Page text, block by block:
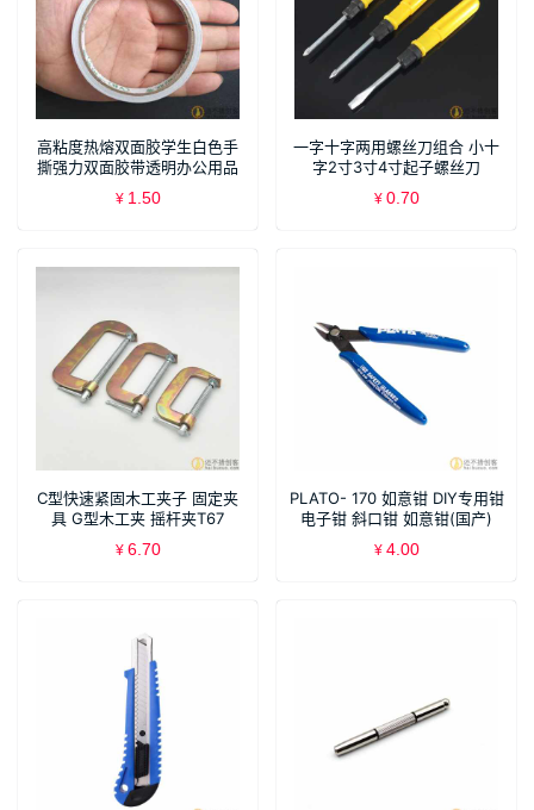
高粘度热熔双面胶学生白色手
撕强力双面胶带透明办公用品
T61
¥ 1.50
一字十字两用螺丝刀组合 小十
字2寸3寸4寸起子螺丝刀
SN954
¥ 0.70
C型快速紧固木工夹子 固定夹
具 G型木工夹 摇杆夹T67
¥ 6.70
PLATO- 170 如意钳 DIY专用钳
电子钳 斜口钳 如意钳(国产)
T14
¥ 4.00